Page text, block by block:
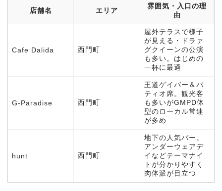
店舗名 エリア
雰囲気・入口の理
由
Cafe Dalida 西門町
屋外テラスで様子
が見える・ドラァ
グクイーンの公演
も多い。はじめの
一杯に最適
G-Paradise 西門町
王道ゲイバー＆パ
ティオ席。観光客
も多いがGMPD体
型のローカル常連
が多め
hunt 西門町
地下の人気バー。
アンダーウェアデ
イなどテーマナイ
トが分かりやすく
肉体派が目立つ